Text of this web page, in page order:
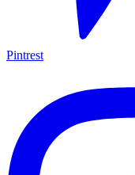
Pintrest